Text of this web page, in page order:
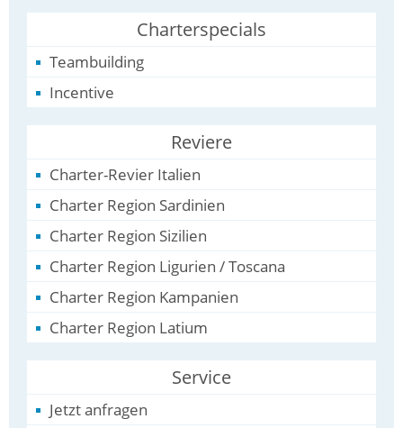
Charterspecials
Teambuilding
Incentive
Reviere
Charter-Revier Italien
Charter Region Sardinien
Charter Region Sizilien
Charter Region Ligurien / Toscana
Charter Region Kampanien
Charter Region Latium
Service
Jetzt anfragen